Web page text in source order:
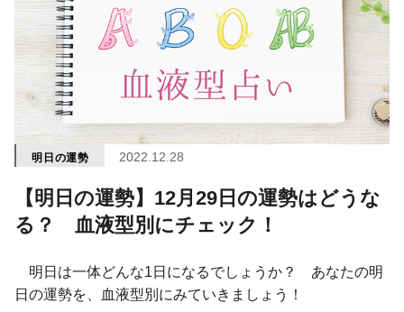
明日の運勢 2022.12.28
【明日の運勢】12月29日の運勢はどうな
る？ 血液型別にチェック！
明日は一体どんな1日になるでしょうか？ あなたの明
日の運勢を、血液型別にみていきましょう！